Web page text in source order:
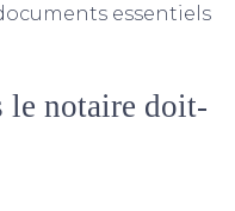
essentiels
le notaire doit-